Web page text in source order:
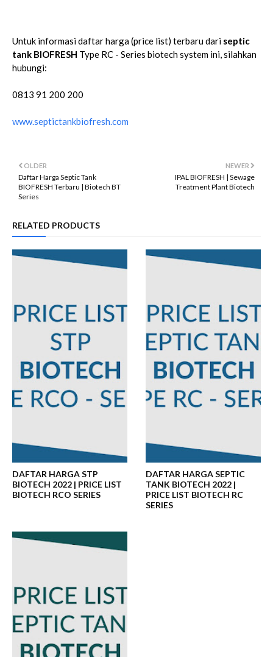
Untuk informasi daftar harga (price list) terbaru dari septic
tank BIOFRESH Type RC - Series biotech system ini, silahkan
hubungi:
0813 91 200 200
www.septictankbiofresh.com
NEWER
IPAL BIOFRESH | Sewage
Treatment Plant Biotech
OLDER
Daftar Harga Septic Tank
BIOFRESH Terbaru | Biotech BT
Series
RELATED PRODUCTS
DAFTAR HARGA STP
BIOTECH 2022 | PRICE LIST
BIOTECH RCO SERIES
DAFTAR HARGA SEPTIC
TANK BIOTECH 2022 |
PRICE LIST BIOTECH RC
SERIES